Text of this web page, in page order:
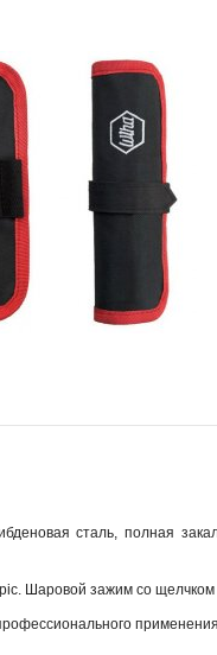
сталь, полная
Шаровой зажим со